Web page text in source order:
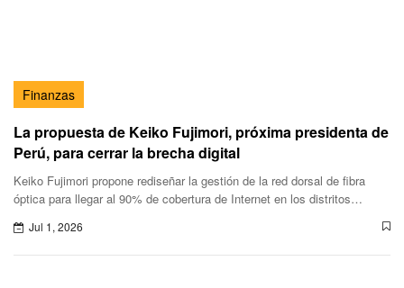
Finanzas
La propuesta de Keiko Fujimori, próxima presidenta de
Perú, para cerrar la brecha digital
Keiko Fujimori propone rediseñar la gestión de la red dorsal de fibra
óptica para llegar al 90% de cobertura de Internet en los distritos
Jul 1, 2026